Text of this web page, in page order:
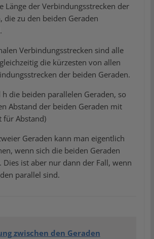
Länge der Verbindungsstrecken der
die zu den beiden Geraden
Verbindungsstrecken sind alle
die kürzesten von allen
der beiden Geraden.
h die beiden parallelen Geraden, so
Abstand der beiden Geraden mit
für Abstand)
Geraden kann man eigentlich
wenn sich die beiden Geraden
Dies ist aber nur dann der Fall, wenn
parallel sind.
zwischen den Geraden